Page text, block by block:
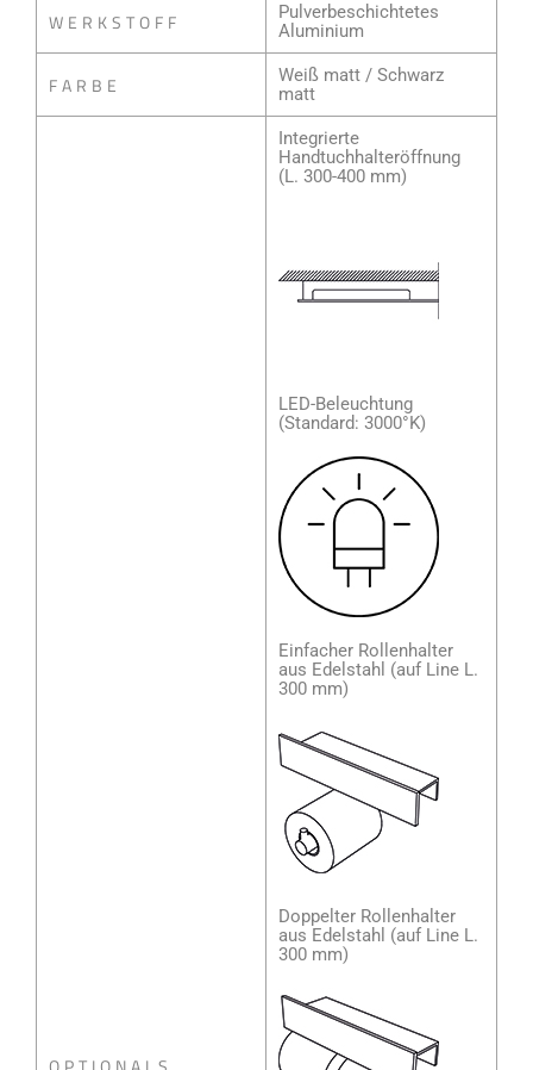
WERKSTOFF
Pulverbeschichtetes
Aluminium
FARBE
Weiß matt / Schwarz
matt
Integrierte
Handtuchhalteröffnung
(L. 300-400 mm)
LED-Beleuchtung
(Standard: 3000°K)
Einfacher Rollenhalter
aus Edelstahl (auf Line L.
300 mm)
Doppelter Rollenhalter
aus Edelstahl (auf Line L.
300 mm)